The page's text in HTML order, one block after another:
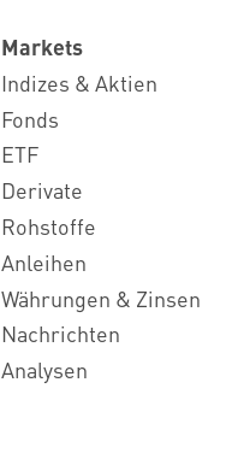
Markets
Indizes & Aktien
Fonds
ETF
Derivate
Rohstoffe
Anleihen
Währungen & Zinsen
Nachrichten
Analysen